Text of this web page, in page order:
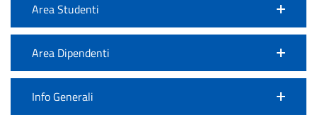
Area Studenti
Area Dipendenti
Info Generali